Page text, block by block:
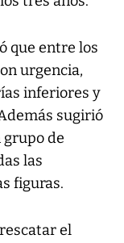
que entre los
urgencia,
inferiores y
sugirió
grupo de
las
figuras.
el